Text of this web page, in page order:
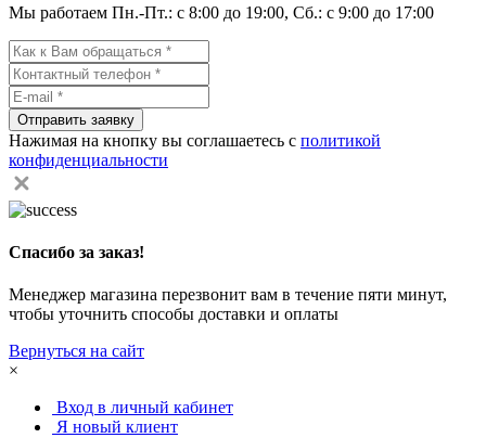
Мы работаем Пн.-Пт.: с 8:00 до 19:00, Сб.: с 9:00 до 17:00
Отправить заявку
Нажимая на кнопку вы соглашаетесь с политикой
конфиденциальности
Спасибо за заказ!
Менеджер магазина перезвонит вам в течение пяти минут,
чтобы уточнить способы доставки и оплаты
Вернуться на сайт
×
Вход в личный кабинет
Я новый клиент